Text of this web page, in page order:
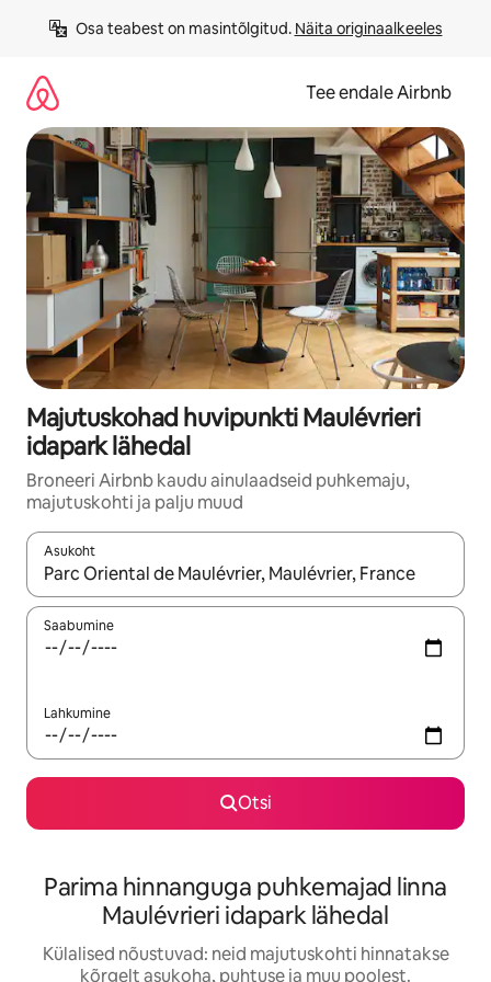
Osa teabest on masintõlgitud. Näita originaalkeeles
Tee endale Airbnb
Majutuskohad huvipunkti Maulévrieri
idapark lähedal
Broneeri Airbnb kaudu ainulaadseid puhkemaju,
majutuskohti ja palju muud
Asukoht
Kui tulemused on kuvatud, liigu ekraanil nooleklahvidega või
Saabumine
Lahkumine
Otsi
Parima hinnanguga puhkemajad linna
Maulévrieri idapark lähedal
Külalised nõustuvad: neid majutuskohti hinnatakse
kõrgelt asukoha, puhtuse ja muu poolest.